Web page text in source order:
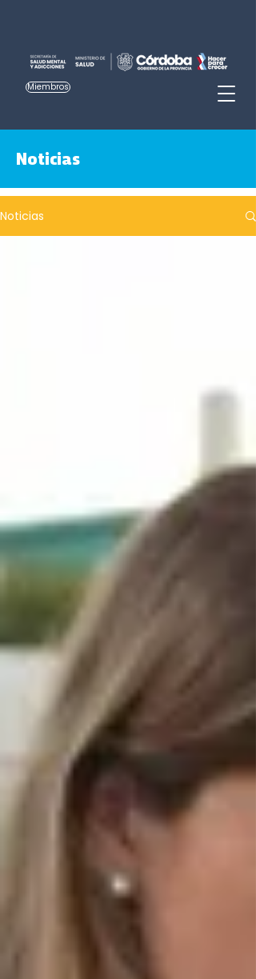
Miembros
Noticias
Noticias